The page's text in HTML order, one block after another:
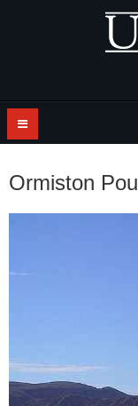
Ormiston